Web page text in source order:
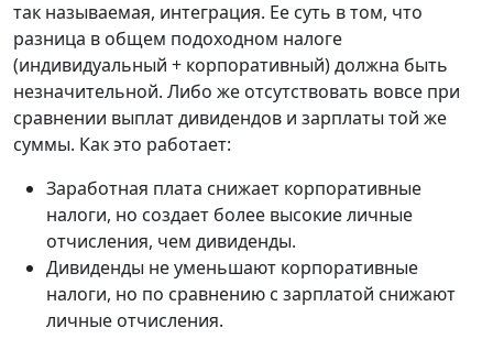
так называемая, интеграция. Ее суть в том, что
разница в общем подоходном налоге
(индивидуальный + корпоративный) должна быть
незначительной. Либо же отсутствовать вовсе при
сравнении выплат дивидендов и зарплаты той же
суммы. Как это работает:
Заработная плата снижает корпоративные
налоги, но создает более высокие личные
отчисления, чем дивиденды.
Дивиденды не уменьшают корпоративные
налоги, но по сравнению с зарплатой снижают
личные отчисления.